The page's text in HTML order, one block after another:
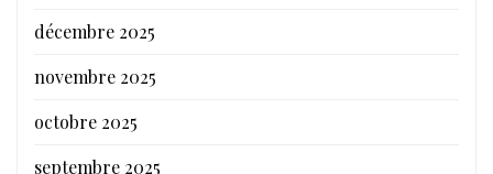
décembre 2025
novembre 2025
octobre 2025
septembre 2025